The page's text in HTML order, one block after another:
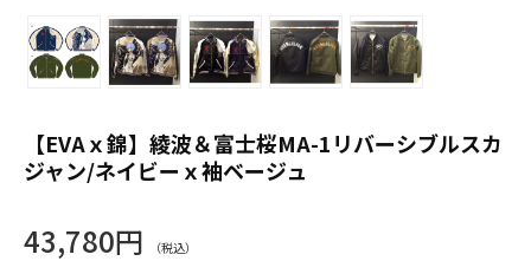
【EVAｘ錦】綾波＆富士桜MA-1リバーシブルスカ
ジャン/ネイビーｘ袖ベージュ
43,780円